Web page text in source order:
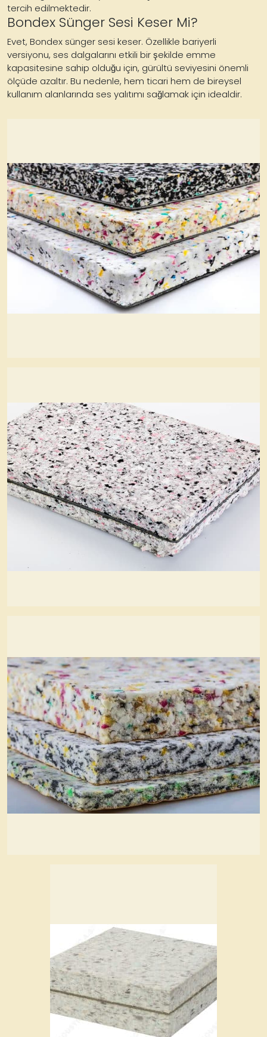
tercih edilmektedir.
Bondex Sünger Sesi Keser Mi?
Evet, Bondex sünger sesi keser. Özellikle bariyerli
versiyonu, ses dalgalarını etkili bir şekilde emme
kapasitesine sahip olduğu için, gürültü seviyesini önemli
ölçüde azaltır. Bu nedenle, hem ticari hem de bireysel
kullanım alanlarında ses yalıtımı sağlamak için idealdir.